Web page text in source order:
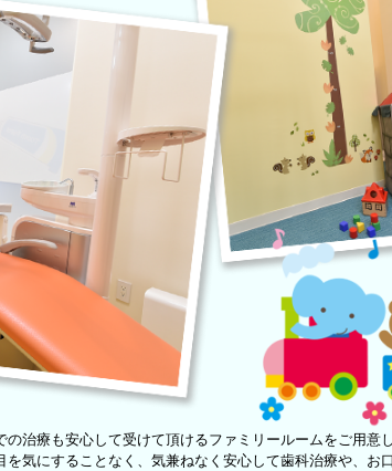
治療も安心して受けて頂けるファミリールームをご用意
気にすることなく、気兼ねなく安心して歯科治療や、お